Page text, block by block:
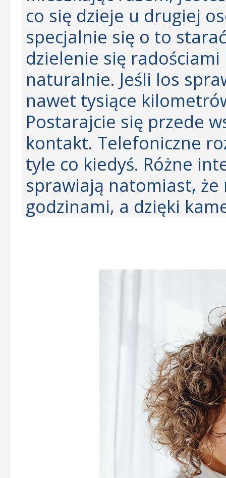
co się dzieje u drugiej
specjalnie się o to
dzielenie się
naturalnie. Jeśli los
nawet tysiące
Postarajcie się przede
kontakt. Telefoniczne
tyle co kiedyś. Różne
sprawiają natomiast, że
godzinami, a dzięki